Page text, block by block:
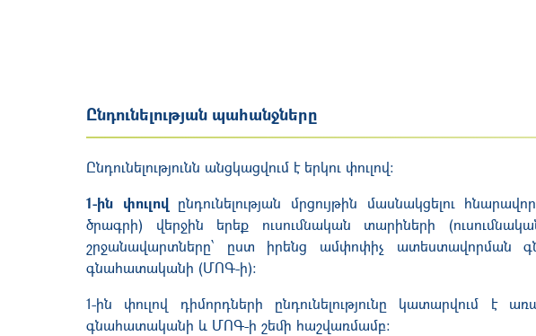
Ընդունելության պահանջները
Ընդունելությունն անցկացվում է երկու փուլով:
1-ին փուլով ընդունելության մրցույթին մասնակցելու
ծրագրի) վերջին երեք ուսումնական տարիների
շրջանավարտները՝ ըստ իրենց ամփոփիչ ատեստավորման
գնահատականի (ՄՈԳ-ի):
1-ին փուլով դիմորդների ընդունելությունը կատարվում է
գնահատականի և ՄՈԳ-ի շեմի հաշվառմամբ: